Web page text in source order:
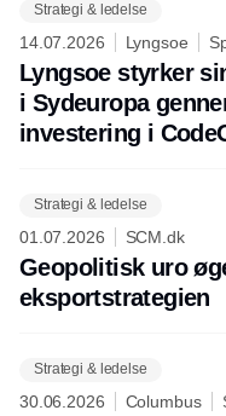
Strategi & ledelse
14.07.2026 Lyngsoe
Lyngsoe styrker
i Sydeuropa
investering i
Strategi & ledelse
01.07.2026 SCM.dk
Geopolitisk uro
eksportstrategien
Strategi & ledelse
30.06.2026 Columbus